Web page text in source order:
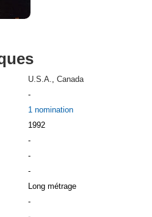
U.S.A.
Canada
-
1 nomination
1992
-
-
-
Long métrage
-